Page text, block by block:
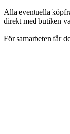
Alla eventuella
direkt med butiken
För samarbeten får